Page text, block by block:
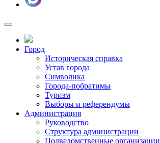
Город
Историческая справка
Устав города
Символика
Города-побратимы
Туризм
Выборы и референдумы
Администрация
Руководство
Структура администрации
Подведомственные организации